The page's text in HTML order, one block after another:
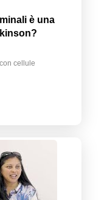
è una
cellule